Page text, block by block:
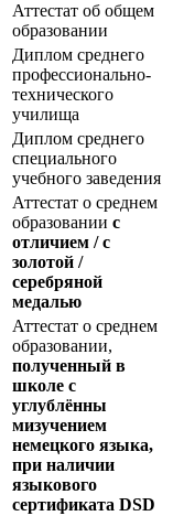
Аттестат об общем
образовании
Диплом среднего
профессионально-
технического
училища
Диплом среднего
специального
учебного заведения
Аттестат о среднем
образовании с
отличием / с
золотой /
серебряной
медалью
Аттестат о среднем
образовании,
полученный в
школе с
углублённы
мизучением
немецкого языка,
при наличии
языкового
сертификата DSD